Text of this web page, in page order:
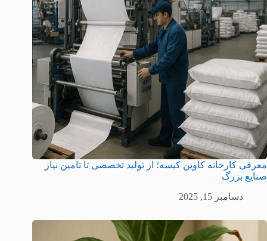
معرفی کارخانه کاوین کیسه؛ از تولید تخصصی تا تامین نیاز
صنایع بزرگ
دسامبر 15, 2025